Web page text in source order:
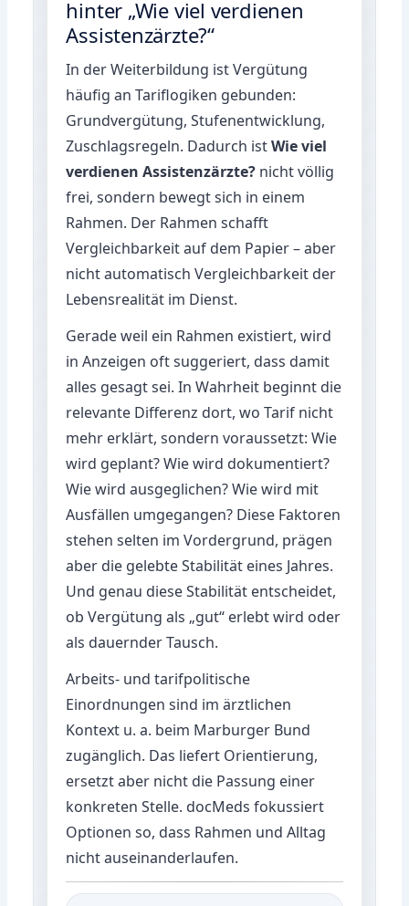
hinter „Wie viel verdienen
Assistenzärzte?“
In der Weiterbildung ist Vergütung
häufig an Tariflogiken gebunden:
Grundvergütung, Stufenentwicklung,
Zuschlagsregeln. Dadurch istWie viel
verdienen Assistenzärzte? nicht völlig
frei, sondern bewegt sich in einem
Rahmen. Der Rahmen schafft
Vergleichbarkeit auf dem Papier – aber
nicht automatisch Vergleichbarkeit der
Lebensrealität im Dienst.
Gerade weil ein Rahmen existiert, wird
in Anzeigen oft suggeriert, dass damit
alles gesagt sei. In Wahrheit beginnt die
relevante Differenz dort, wo Tarif nicht
mehr erklärt, sondern voraussetzt: Wie
wird geplant? Wie wird dokumentiert?
Wie wird ausgeglichen? Wie wird mit
Ausfällen umgegangen? Diese Faktoren
stehen selten im Vordergrund, prägen
aber die gelebte Stabilität eines Jahres.
Und genau diese Stabilität entscheidet,
ob Vergütung als „gut“ erlebt wird oder
als dauernder Tausch.
Arbeits- und tarifpolitische
Einordnungen sind im ärztlichen
Kontext u. a. beim Marburger Bund
zugänglich. Das liefert Orientierung,
ersetzt aber nicht die Passung einer
konkreten Stelle. docMeds fokussiert
Optionen so, dass Rahmen und Alltag
nicht auseinanderlaufen.